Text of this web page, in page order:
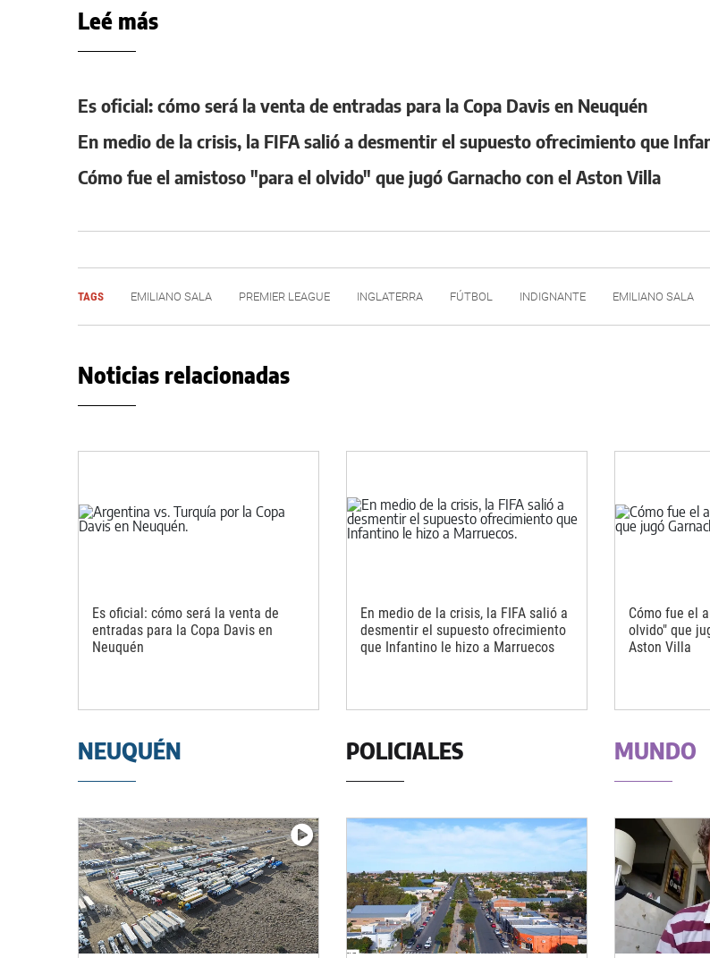
Leé más
Es oficial: cómo será la venta de entradas para la Copa Davis en Neuquén
En medio de la crisis, la FIFA salió a desmentir el supuesto ofrecimiento que
Cómo fue el amistoso "para el olvido" que jugó Garnacho con el Aston Villa
TAGS EMILIANO SALA PREMIER LEAGUE INGLATERRA FÚTBOL INDIGNANTE EMILIANO SALA
Noticias relacionadas
Es oficial: cómo será la venta de
entradas para la Copa Davis en
Neuquén
En medio de la crisis, la FIFA salió a
desmentir el supuesto ofrecimiento
que Infantino le hizo a Marruecos
Cómo fue el
olvido" que
Aston Villa
NEUQUÉN POLICIALES MUNDO